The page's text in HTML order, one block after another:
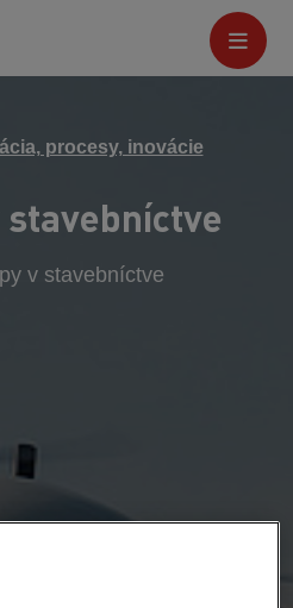
procesy, inovácie
v stavebníctve